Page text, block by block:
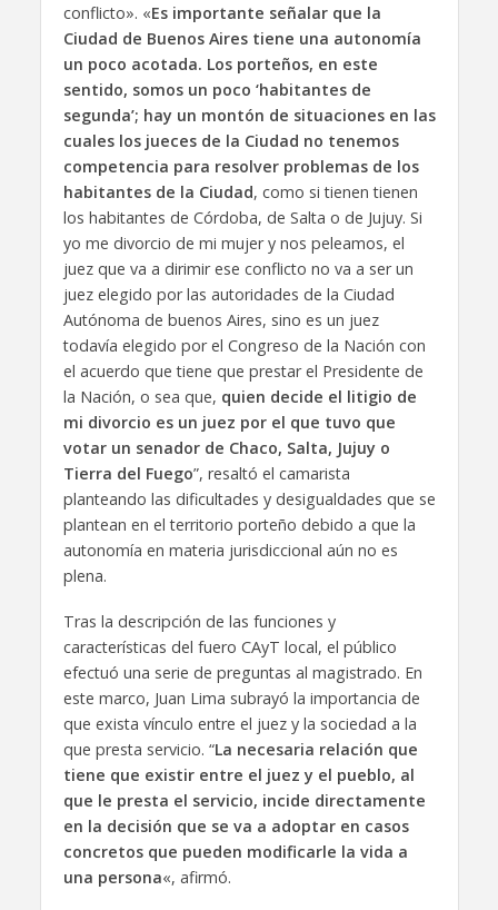
conflicto». «Es importante señalar que la
Ciudad de Buenos Aires tiene una autonomía
un poco acotada. Los porteños, en este
sentido, somos un poco ‘habitantes de
segunda’; hay un montón de situaciones en las
cuales los jueces de la Ciudad no tenemos
competencia para resolver problemas de los
habitantes de la Ciudad, como si tienen tienen
los habitantes de Córdoba, de Salta o de Jujuy. Si
yo me divorcio de mi mujer y nos peleamos, el
juez que va a dirimir ese conflicto no va a ser un
juez elegido por las autoridades de la Ciudad
Autónoma de buenos Aires, sino es un juez
todavía elegido por el Congreso de la Nación con
el acuerdo que tiene que prestar el Presidente de
la Nación, o sea que, quien decide el litigio de
mi divorcio es un juez por el que tuvo que
votar un senador de Chaco, Salta, Jujuy o
Tierra del Fuego”, resaltó el camarista
planteando las dificultades y desigualdades que se
plantean en el territorio porteño debido a que la
autonomía en materia jurisdiccional aún no es
plena.
Tras la descripción de las funciones y
características del fuero CAyT local, el público
efectuó una serie de preguntas al magistrado. En
este marco, Juan Lima subrayó la importancia de
que exista vínculo entre el juez y la sociedad a la
que presta servicio. “La necesaria relación que
tiene que existir entre el juez y el pueblo, al
que le presta el servicio, incide directamente
en la decisión que se va a adoptar en casos
concretos que pueden modificarle la vida a
una persona«, afirmó.